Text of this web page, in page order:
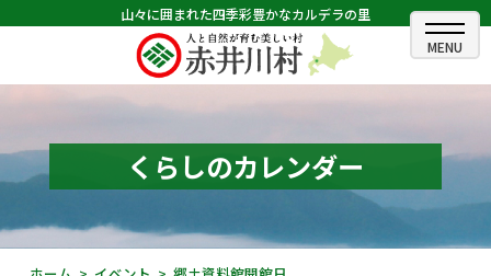
山々に囲まれた四季彩豊かなカルデラの里
ホーム
むらのできごと
むらのプロフィール
くらしの情報
くらしのカレンダー